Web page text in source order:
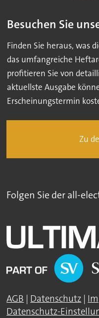
Besuchen Sie
Finden Sie heraus, was
das umfangreiche
profitieren Sie von
aktuellste Ausgabe
Erscheinungstermin
Zu
Folgen Sie der all-
AGB | Datenschutz |
Datenschutz-